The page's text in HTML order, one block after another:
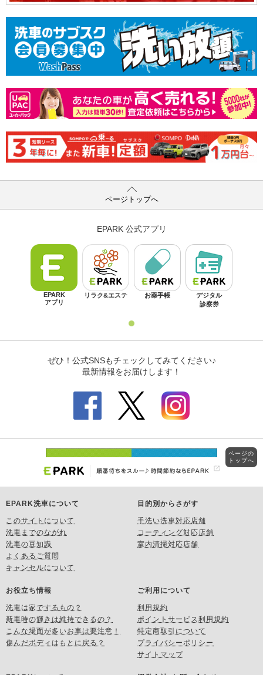
ページトップへ
EPARK洗車について
このサイトについて
洗車までのながれ
洗車の豆知識
よくあるご質問
キャンセルについて
目的別からさがす
手洗い洗車対応店舗
コーティング対応店舗
室内清掃対応店舗
お役立ち情報
洗車は家でするもの？
新車時の輝きは維持できるの？
こんな場面が多いお車は要注意！
傷んだボディはもとに戻る？
ご利用について
利用規約
ポイントサービス利用規約
特定商取引について
プライバシーポリシー
サイトマップ
ページの
トップへ